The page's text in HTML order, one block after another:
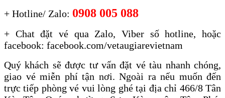
+ Hotline/ Zalo: 0908 005 088
+ Chat đặt vé qua Zalo, Viber số hotline, hoặc
facebook: facebook.com/vetaugiarevietnam
Quý khách sẽ được tư vấn đặt vé tàu nhanh chóng,
giao vé miễn phí tận nơi. Ngoài ra nếu muốn đến
trực tiếp phòng vé vui lòng ghé tại địa chỉ 466/8 Tân